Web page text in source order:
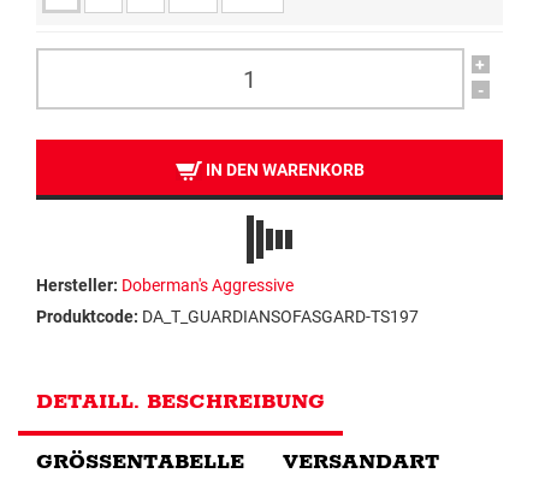
+
-
IN DEN WARENKORB
Hersteller: Doberman's Aggressive
Produktcode: DA_T_GUARDIANSOFASGARD-TS197
DETAILL. BESCHREIBUNG
GRÖSSENTABELLE VERSANDART